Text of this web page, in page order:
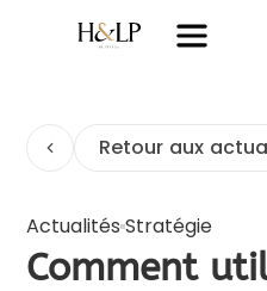
Retour aux
ActualitésStratégie
Comment